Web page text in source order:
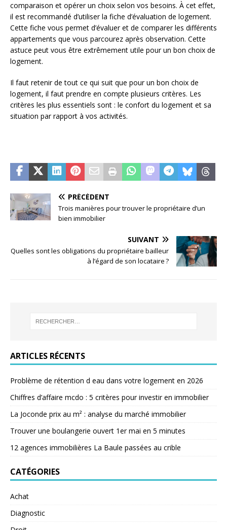
comparaison et opérer un choix selon vos besoins. À cet effet,
il est recommandé d’utiliser la fiche d’évaluation de logement.
Cette fiche vous permet d’évaluer et de comparer les différents
appartements que vous parcourez après observation. Cette
astuce peut vous être extrêmement utile pour un bon choix de
logement.
Il faut retenir de tout ce qui suit que pour un bon choix de
logement, il faut prendre en compte plusieurs critères. Les
critères les plus essentiels sont : le confort du logement et sa
situation par rapport à vos activités.
PRÉCÉDENT
Trois manières pour trouver le propriétaire d’un
bien immobilier
SUIVANT
Quelles sont les obligations du propriétaire bailleur
à l’égard de son locataire ?
ARTICLES RÉCENTS
Problème de rétention d eau dans votre logement en 2026
Chiffres d’affaire mcdo : 5 critères pour investir en immobilier
La Joconde prix au m² : analyse du marché immobilier
Trouver une boulangerie ouvert 1er mai en 5 minutes
12 agences immobilières La Baule passées au crible
CATÉGORIES
Achat
Diagnostic